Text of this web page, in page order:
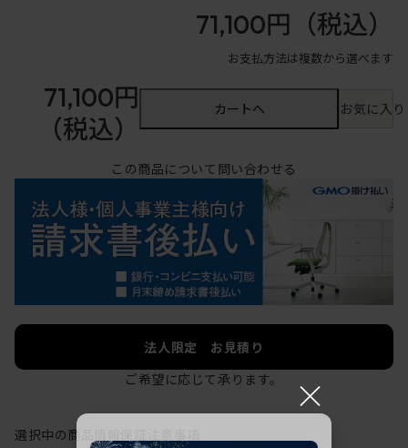
71,100円 （税込）
お支払方法は複数から選べます
71,100円
（税込）
カートへ お気に入
この商品について問い合わせる
法人限定 お見積り
ご希望に応じて承ります。
選択中の商品情報
×